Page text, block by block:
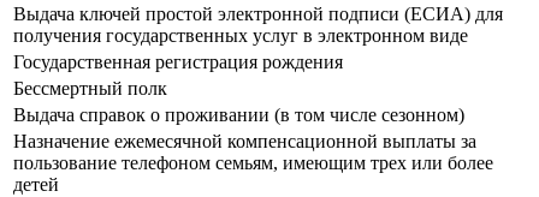
Выдача ключей простой электронной подписи (ЕСИА) для
получения государственных услуг в электронном виде
Государственная регистрация рождения
Бессмертный полк
Выдача справок о проживании (в том числе сезонном)
Назначение ежемесячной компенсационной выплаты за
пользование телефоном семьям, имеющим трех или более
детей